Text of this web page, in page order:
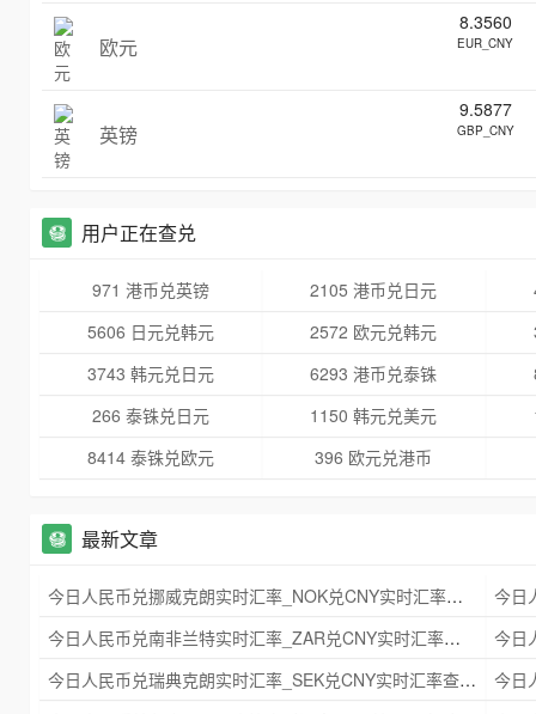
欧元
8.3560
EUR_CNY
英镑
9.5877
GBP_CNY
用户正在查兑
971 港币兑英镑 2105 港币兑日元
5606 日元兑韩元
2572 欧元兑韩元
3743 韩元兑日元
6293 港币兑泰铢
266 泰铢兑日元
1150 韩元兑美元
8414 泰铢兑欧元
396 欧元兑港币
最新文章
今日人民币兑挪威克朗实时汇率_NOK兑CNY实时汇率查询 2025年09月21日
今日人民币兑南非兰特实时汇率_ZAR兑CNY实时汇率查询 2025年09月21日
今日人民币兑瑞典克朗实时汇率_SEK兑CNY实时汇率查询 2025年09月21日